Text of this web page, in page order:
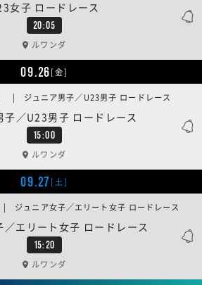
20:05
女子 ロードレース
ルワンダ
09.26[金]
15:00
子／U23男子 ロードレース
| ジュニア男子／U23男子 ロードレース
ルワンダ
09.27[土]
15:20
／エリート女子 ロードレース
ジュニア女子／エリート女子 ロードレース
ルワンダ